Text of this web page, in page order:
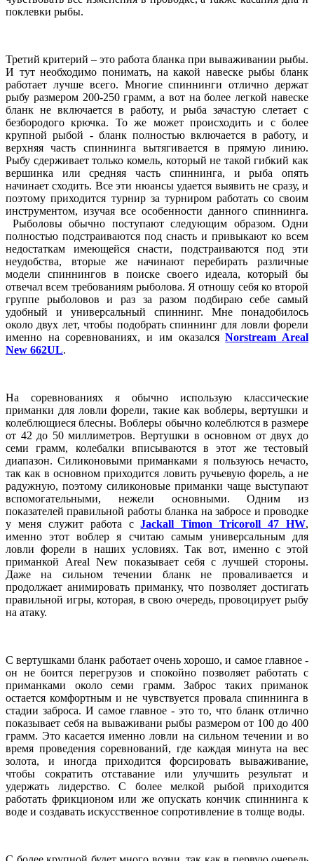
поклевки рыбы.
Третий критерий – это работа бланка при вываживании рыбы.
И тут необходимо понимать, на какой навеске рыбы бланк
работает лучше всего. Многие спиннинги отлично держат
рыбу размером 200-250 грамм, а вот на более легкой навеске
бланк не включается в работу, и рыба зачастую слетает с
безбородого крючка. То же может происходить и с более
крупной рыбой - бланк полностью включается в работу, и
верхняя часть спиннинга вытягивается в прямую линию.
Рыбу сдерживает только комель, который не такой гибкий как
вершинка или средняя часть спиннинга, и рыба опять
начинает сходить. Все эти нюансы удается выявить не сразу, и
поэтому приходится турнир за турниром работать со своим
инструментом, изучая все особенности данного спиннинга.
Рыболовы обычно поступают следующим образом. Одни
полностью подстраиваются под снасть и привыкают ко всем
недостаткам имеющейся снасти, подстраиваются под эти
неудобства, вторые же начинают перебирать различные
модели спиннингов в поиске своего идеала, который бы
отвечал всем требованиям рыболова. Я отношу себя ко второй
группе рыболовов и раз за разом подбираю себе самый
удобный и универсальный спиннинг. Мне понадобилось
около двух лет, чтобы подобрать спиннинг для ловли форели
именно на соревнованиях, и им оказалсяNorstream Areal
New 662UL.
На соревнованиях я обычно использую классические
приманки для ловли форели, такие как воблеры, вертушки и
колеблющиеся блесны. Воблеры обычно колеблются в размере
от 42 до 50 миллиметров. Вертушки в основном от двух до
семи грамм, колебалки вписываются в этот же тестовый
диапазон. Силиконовыми приманками я пользуюсь нечасто,
так как в основном приходится ловить ручьевую форель, а не
радужную, поэтому силиконовые приманки чаще выступают
вспомогательными, нежели основными. Одним из
показателей правильной работы бланка на забросе и проводке
у меня служит работа сJackall Timon Tricoroll 47 HW,
именно этот воблер я считаю самым универсальным для
ловли форели в наших условиях. Так вот, именно с этой
приманкой Areal New показывает себя с лучшей стороны.
Даже на сильном течении бланк не проваливается и
продолжает анимировать приманку, что позволяет достигать
правильной игры, которая, в свою очередь, провоцирует рыбу
на атаку.
С вертушками бланк работает очень хорошо, и самое главное -
он не боится перегрузов и спокойно позволяет работать с
приманками около семи грамм. Заброс таких приманок
остается комфортным и не чувствуется провала спиннинга в
стадии заброса. И самое главное - это то, что бланк отлично
показывает себя на вываживани рыбы размером от 100 до 400
грамм. Это касается именно ловли на сильном течении и во
время проведения соревнований, где каждая минута на вес
золота, и иногда приходится форсировать вываживание,
чтобы сократить отставание или улучшить результат и
удержать лидерство. С более мелкой рыбой приходится
работать фрикционом или же опускать кончик спиннинга к
воде и создавать искусственное сопротивление в толще воды.